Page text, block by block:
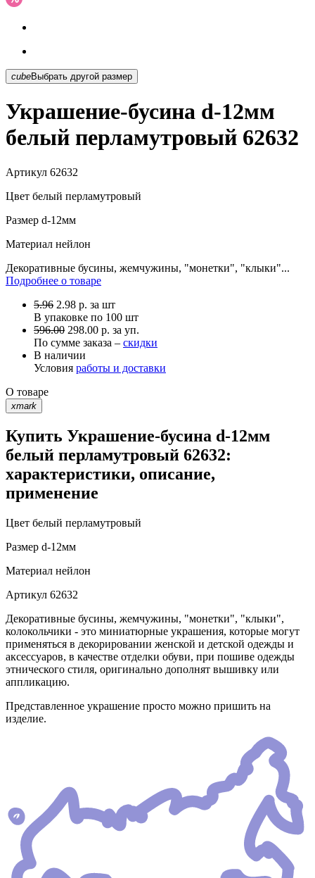
cubeВыбрать другой размер
Украшение-бусина d-12мм
белый перламутровый 62632
Артикул 62632
Цвет белый перламутровый
Размер d-12мм
Материал нейлон
Декоративные бусины, жемчужины, "монетки", "клыки"...
Подробнее о товаре
5.96 2.98 р. за шт
В упаковке по 100 шт
596.00 298.00 р. за уп.
По сумме заказа – скидки
В наличии
Условия работы и доставки
О товаре
xmark
Купить Украшение-бусина d-12мм
белый перламутровый 62632:
характеристики, описание,
применение
Цвет белый перламутровый
Размер d-12мм
Материал нейлон
Артикул 62632
Декоративные бусины, жемчужины, "монетки", "клыки",
колокольчики - это миниатюрные украшения, которые могут
применяться в декорировании женской и детской одежды и
аксессуаров, в качестве отделки обуви, при пошиве одежды
этнического стиля, оригинально дополнят вышивку или
аппликацию.
Представленное украшение просто можно пришить на
изделие.